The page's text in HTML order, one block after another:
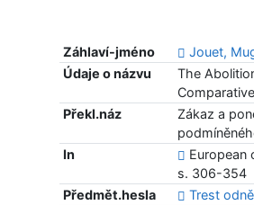
Záhlaví-jméno Jouet,
Údaje o názvu
The
Překl.náz
Zákaz a
In
European
s. 306-354
Předmět.hesla
Trest